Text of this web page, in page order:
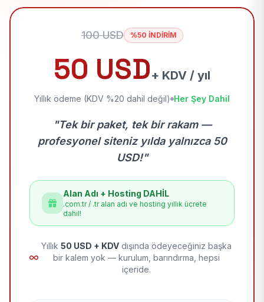
100 USD %50 İNDİRİM
50 USD+ KDV / yıl
Yıllık ödeme (KDV %20 dahil değil) Her Şey Dahil
"Tek bir paket, tek bir rakam —
profesyonel siteniz yılda yalnızca 50
USD!"
Alan Adı + Hosting DAHİL
.com.tr / .tr alan adı ve hosting yıllık ücrete
dahil!
Yıllık 50 USD + KDV dışında ödeyeceğiniz başka
bir kalem yok — kurulum, barındırma, hepsi
içeride.